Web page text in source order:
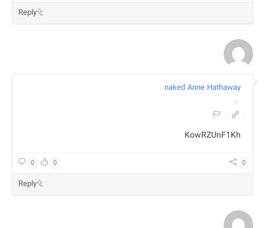
Reply
naked Anne Hathaway
KowRZUnF1Kh
0
0 0
Reply